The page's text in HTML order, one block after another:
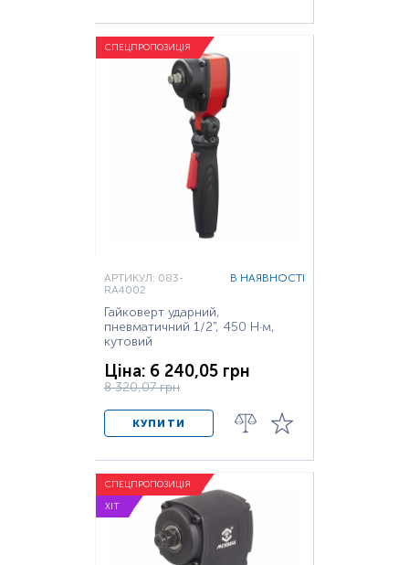
СПЕЦПРОПОЗИЦІЯ
АРТИКУЛ: 083-
RA4002
В НАЯВНОСТІ
Гайковерт ударний,
пневматичний 1/2", 450 Н·м,
кутовий
Ціна: 6 240,05 грн
8 320,07 грн
КУПИТИ
СПЕЦПРОПОЗИЦІЯ
ХІТ